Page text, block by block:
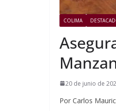
COLIMA
20 de junio de
Por Carlos